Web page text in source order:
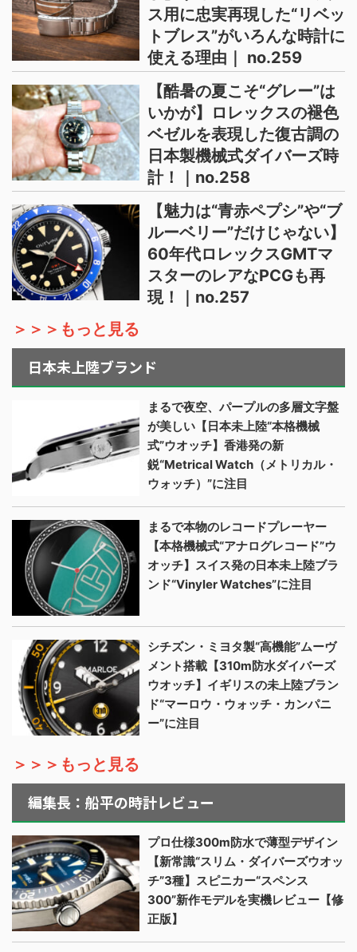
ス用に忠実再現した“リベッ
トブレス”がいろんな時計に
使える理由｜ no.259
【酷暑の夏こそ“グレー”は
いかが】ロレックスの褪色
ベゼルを表現した復古調の
日本製機械式ダイバーズ時
計！｜no.258
【魅力は“青赤ペプシ”や“ブ
ルーベリー”だけじゃない】
60年代ロレックスGMTマ
スターのレアなPCGも再
現！｜no.257
＞＞＞もっと見る
日本未上陸ブランド
まるで夜空、パープルの多層文字盤
が美しい【日本未上陸“本格機械
式”ウオッチ】香港発の新
鋭“Metrical Watch（メトリカル・
ウォッチ）”に注目
まるで本物のレコードプレーヤー
【本格機械式“アナログレコード”ウ
オッチ】スイス発の日本未上陸ブラ
ンド“Vinyler Watches”に注目
シチズン・ミヨタ製“高機能”ムーヴ
メント搭載【310m防水ダイバーズ
ウオッチ】イギリスの未上陸ブラン
ド“マーロウ・ウォッチ・カンパニ
ー”に注目
＞＞＞もっと見る
編集長：船平の時計レビュー
プロ仕様300m防水で薄型デザイン
【新常識“スリム・ダイバーズウオッ
チ”3種】スピニカー“スペンス
300”新作モデルを実機レビュー【修
正版】